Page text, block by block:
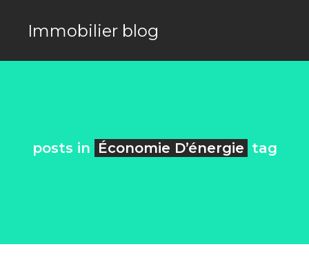
Immobilier blog
posts in Économie D’énergie tag